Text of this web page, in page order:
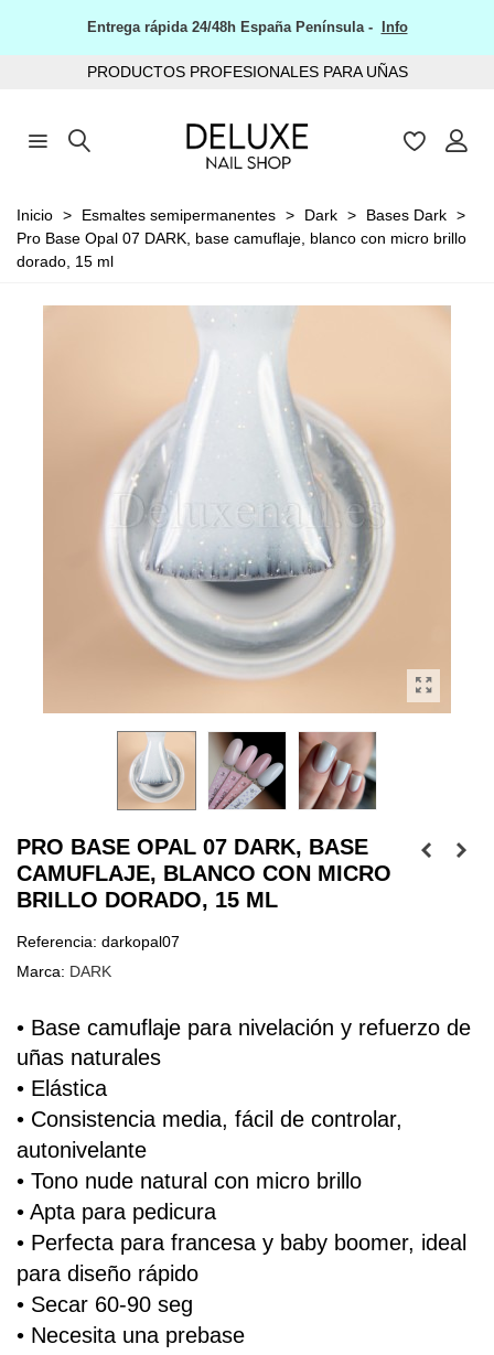
Entrega rápida 24/48h España Península - Info
PRODUCTOS PROFESIONALES PARA UÑAS
Inicio > Esmaltes semipermanentes > Dark > Bases Dark >
Pro Base Opal 07 DARK, base camuflaje, blanco con micro brillo
dorado, 15 ml
PRO BASE OPAL 07 DARK, BASE
CAMUFLAJE, BLANCO CON MICRO
BRILLO DORADO, 15 ML
Referencia: darkopal07
Marca: DARK
• Base camuflaje para nivelación y refuerzo de
uñas naturales
• Elástica
• Consistencia media, fácil de controlar,
autonivelante
• Tono nude natural con micro brillo
• Apta para pedicura
• Perfecta para francesa y baby boomer, ideal
para diseño rápido
• Secar 60-90 seg
• Necesita una prebase